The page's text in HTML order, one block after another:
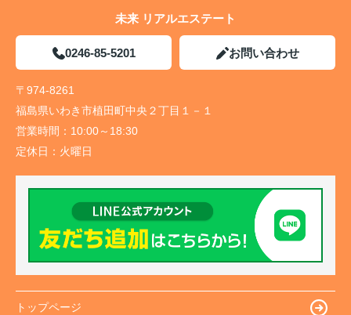
未来 リアルエステート
0246-85-5201 お問い合わせ
〒974-8261
福島県いわき市植田町中央２丁目１－１
営業時間： 10:00～18:30
定休日： 火曜日
トップページ